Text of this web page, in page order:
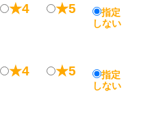
★4 ★5
指定
しない
★4 ★5
指定
しない